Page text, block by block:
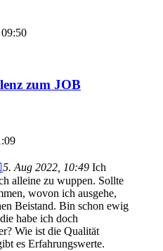
zum JOB
5. Aug 2022, 10:49 Ich
alleine zu wuppen. Sollte
wovon ich ausgehe,
Beistand. Bin schon ewig
habe ich doch
Wie ist die Qualität
es Erfahrungswerte.